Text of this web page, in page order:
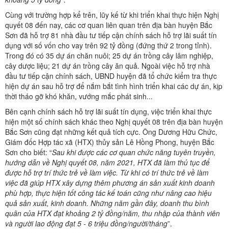
Cùng với trường hợp kể trên, lũy kế từ khi triển khai thực hiện Nghị
quyết 08 đến nay, các cơ quan liên quan trên địa bàn huyện Bắc
Sơn đã hỗ trợ 81 nhà đầu tư tiếp cận chính sách hỗ trợ lãi suất tín
dụng với số vốn cho vay trên 92 tỷ đồng (đứng thứ 2 trong tỉnh).
Trong đó có 35 dự án chăn nuôi; 25 dự án trồng cây lâm nghiệp,
cây dược liệu; 21 dự án trồng cây ăn quả. Ngoài việc hỗ trợ nhà
đầu tư tiếp cận chính sách, UBND huyện đã tổ chức kiểm tra thực
hiện dự án sau hỗ trợ để nắm bắt tình hình triển khai các dự án, kịp
thời tháo gỡ khó khăn, vướng mắc phát sinh...
Bên cạnh chính sách hỗ trợ lãi suất tín dụng, việc triển khai thực
hiện một số chính sách khác theo Nghị quyết 08 trên địa bàn huyện
Bắc Sơn cũng đạt những kết quả tích cực. Ông Dương Hữu Chức,
Giám đốc Hợp tác xã (HTX) thủy sản Lê Hồng Phong, huyện Bắc
Sơn cho biết: “Sau khi được các cơ quan chức năng tuyên truyền,
hướng dẫn về Nghị quyết 08, năm 2021, HTX đã làm thủ tục để
được hỗ trợ trí thức trẻ về làm việc. Từ khi có trí thức trẻ về làm
việc đã giúp HTX xây dựng thêm phương án sản xuất kinh doanh
phù hợp, thực hiện tốt công tác kế toán cũng như nâng cao hiệu
quả sản xuất, kinh doanh. Những năm gần đây, doanh thu bình
quân của HTX đạt khoảng 2 tỷ đồng/năm, thu nhập của thành viên
và người lao động đạt 5 - 6 triệu đồng/người/tháng”.